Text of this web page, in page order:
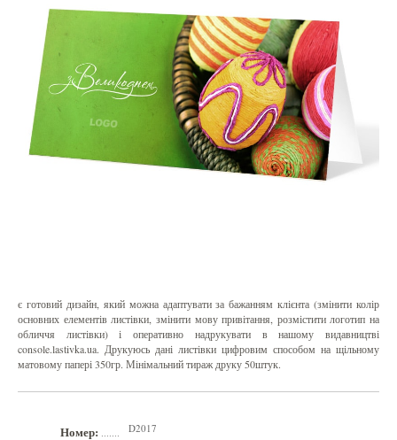
є готовий дизайн, який можна адаптувати за бажанням клієнта (змінити колір
основних елементів листівки, змінити мову привітання, розмістити логотип на
обличчя листівки) і оперативно надрукувати в нашому видавництві
console.lastivka.ua. Друкуюсь дані листівки цифровим способом на щільному
матовому папері 350гр. Мінімальний тираж друку 50штук.
Номер: D2017